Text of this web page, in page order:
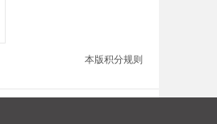
本版积分规则